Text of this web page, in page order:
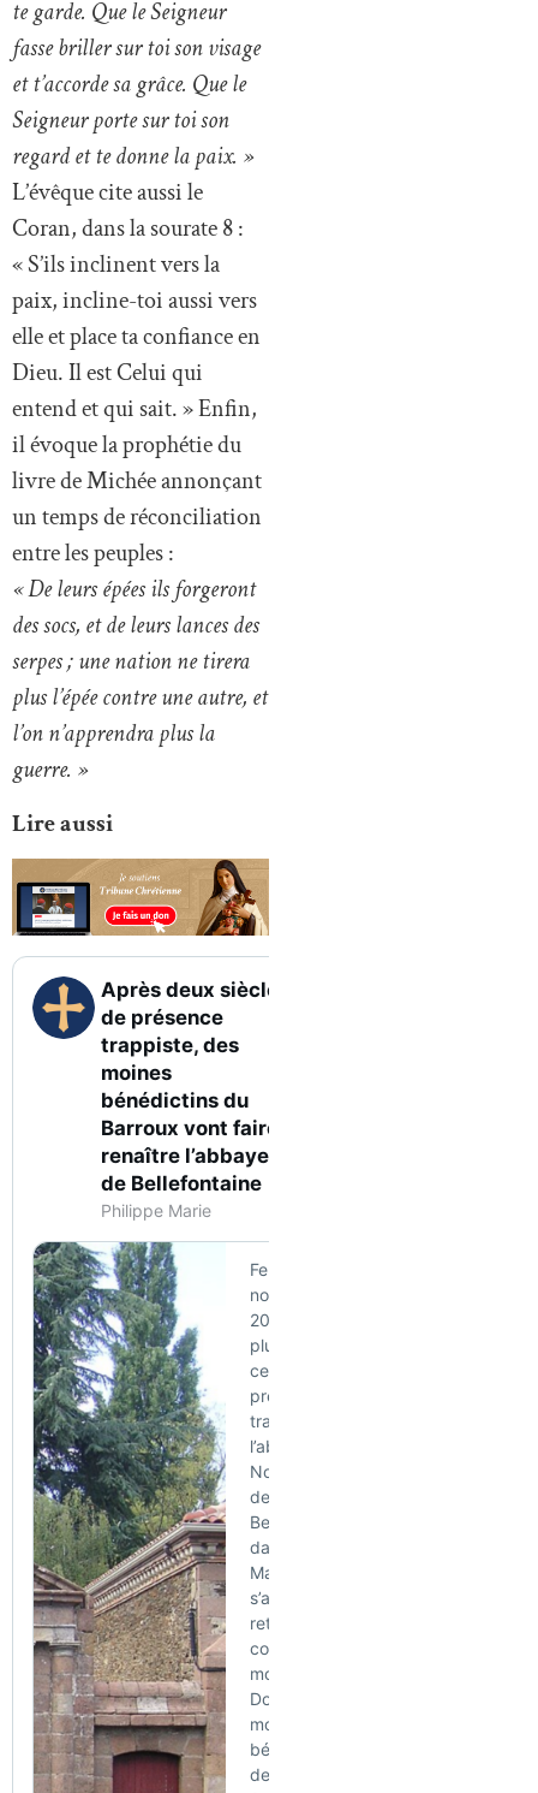
te garde. Que le Seigneur
fasse briller sur toi son visage
et t’accorde sa grâce. Que le
Seigneur porte sur toi son
regard et te donne la paix. »
L’évêque cite aussi le
Coran, dans la sourate 8 :
« S’ils inclinent vers la
paix, incline-toi aussi vers
elle et place ta confiance en
Dieu. Il est Celui qui
entend et qui sait. » Enfin,
il évoque la prophétie du
livre de Michée annonçant
un temps de réconciliation
entre les peuples :
« De leurs épées ils forgeront
des socs, et de leurs lances des
serpes ; une nation ne tirera
plus l’épée contre une autre, et
l’on n’apprendra plus la
guerre. »
Lire aussi